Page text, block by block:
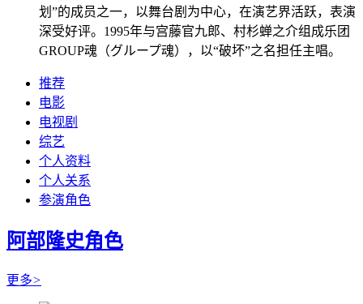
划”的成员之一，以舞台剧为中心，在演艺界活跃，表演
深受好评。1995年与宫藤官九郎、村杉蝉之介组成乐团
GROUP魂（グループ魂），以“破坏”之名担任主唱。
推荐
电影
电视剧
综艺
个人资料
个人关系
参演角色
阿部隆史角色
更多>